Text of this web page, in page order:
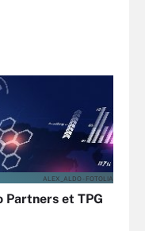
ALEX_ALDO - FOTOLIA
Partners et TPG